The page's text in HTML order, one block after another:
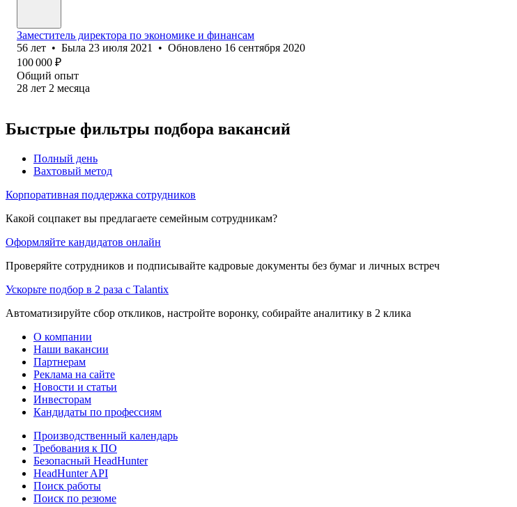
Заместитель директора по экономике и финансам
56 лет • Была 23 июля 2021 • Обновлено 16 сентября 2020
100 000 ₽
Общий опыт
28 лет 2 месяца
Быстрые фильтры подбора вакансий
Полный день
Вахтовый метод
Корпоративная поддержка сотрудников
Какой соцпакет вы предлагаете семейным сотрудникам?
Оформляйте кандидатов онлайн
Проверяйте сотрудников и подписывайте кадровые документы без бумаг и личных встреч
Ускорьте подбор в 2 раза с Talantix
Автоматизируйте сбор откликов, настройте воронку, собирайте аналитику в 2 клика
О компании
Наши вакансии
Партнерам
Реклама на сайте
Новости и статьи
Инвесторам
Кандидаты по профессиям
Производственный календарь
Требования к ПО
Безопасный HeadHunter
HeadHunter API
Поиск работы
Поиск по резюме